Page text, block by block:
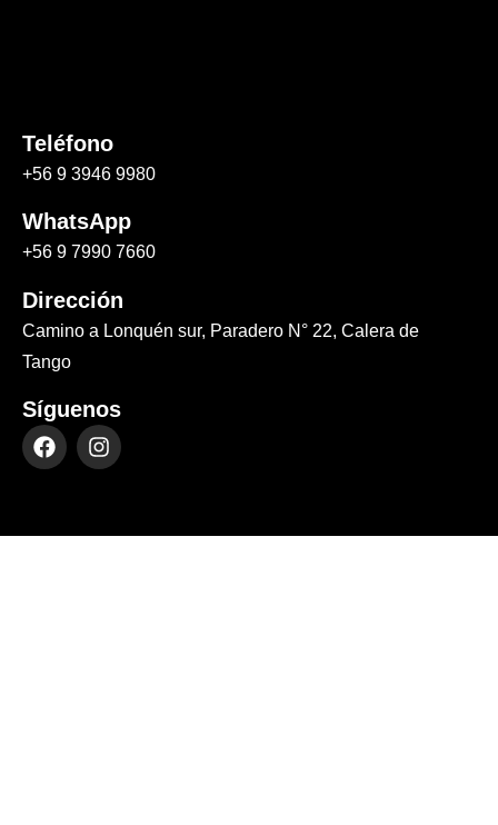
Teléfono
+56 9 3946 9980
WhatsApp
+56 9 7990 7660
Dirección
Camino a Lonquén sur, Paradero N° 22, Calera de
Tango
Síguenos